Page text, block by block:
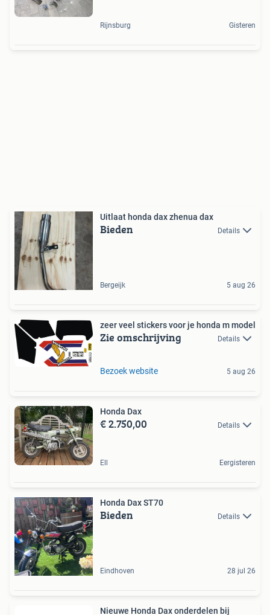
Rijnsburg Gisteren
Uitlaat honda dax zhenua dax
Bieden Details
Bergeijk 5 aug 26
zeer veel stickers voor je honda m model
Zie omschrijving Details
Bezoek website 5 aug 26
Honda Dax
€ 2.750,00 Details
Ell Eergisteren
Honda Dax ST70
Bieden Details
Eindhoven 28 jul 26
Nieuwe Honda Dax onderdelen bij